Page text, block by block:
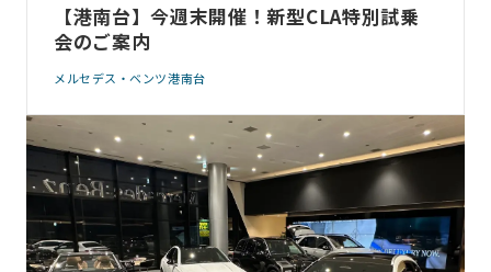
【港南台】今週末開催！新型CLA特別試乗
会のご案内
メルセデス・ベンツ港南台